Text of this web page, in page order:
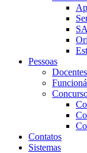
Pessoas
Docentes
Contatos
Sistemas